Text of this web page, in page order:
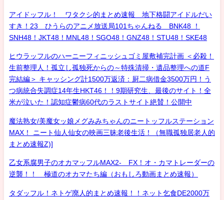
アイドッフル！ ワタクシ的まとめ速報 地下格闘アイドルだい
すき！23 ひうらのアニメ放送局101ちゃんねる BNK48 ！
SNH48！JKT48！MNL48！SGO48！GNZ48！STU48！SKE48
ヒウラッフルのハーニーフィニッシュゴミ屋敷補完計画 ＜必殺！
生前整理人！孤立し孤独死からの～特殊清掃・遺品整理への道F
完結編＞ キャッシング計1500万返済：厨二病借金3500万円！う
つ病統合失調症14年生HKT46！！9期研究生、最後のサイト！全
米が泣いた！認知症鬱病60代のラストサイト絶賛！公開中
魔法熟女/美魔女ッ娘メグみみちゃんのニートッフルステーション
MAX！ ニート仙人仙女の映画三昧老後生活！（無職孤独居老人的
まとめ速報Z)]
乙女系腐男子のオカマッフルMAX2- FX！オ・カマトレーダーの
逆襲！！ 極道のオカマたち編（おもしろ動画まとめ速報）
タダッフル！ネトゲ廃人的まとめ速報！！ネット乞食DE2000万